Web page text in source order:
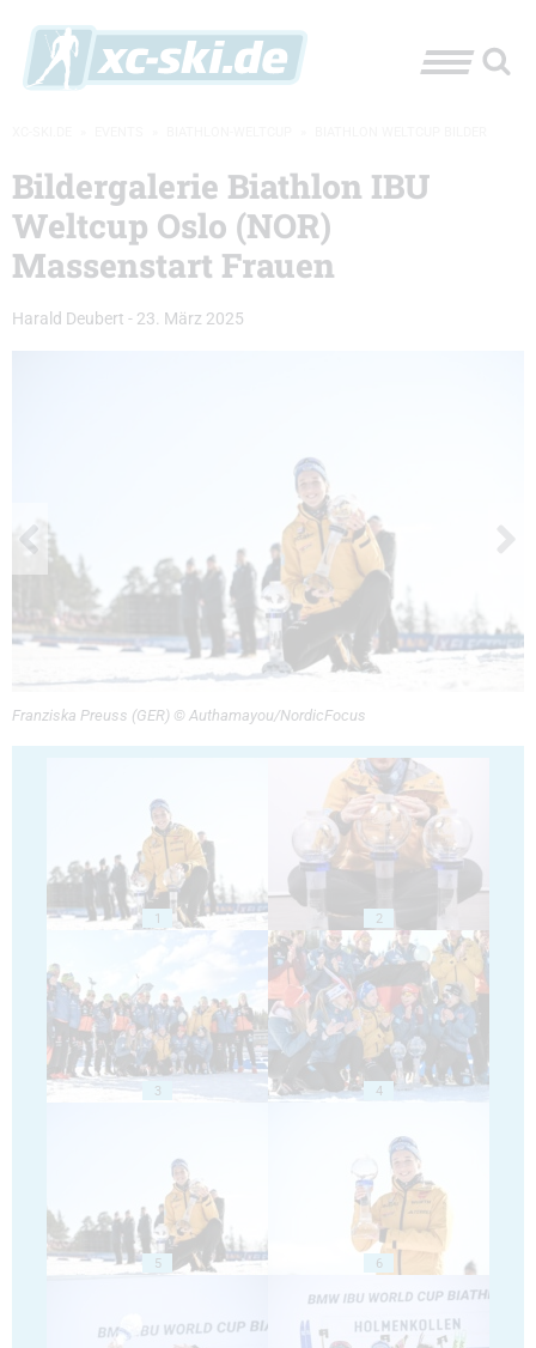
Bildergalerie Biathlon IBU
Weltcup Oslo (NOR)
Massenstart Frauen
Harald Deubert - 23. März 2025
Franziska Preuss (GER) © Authamayou/NordicFocus
1 2
3 4
5 6